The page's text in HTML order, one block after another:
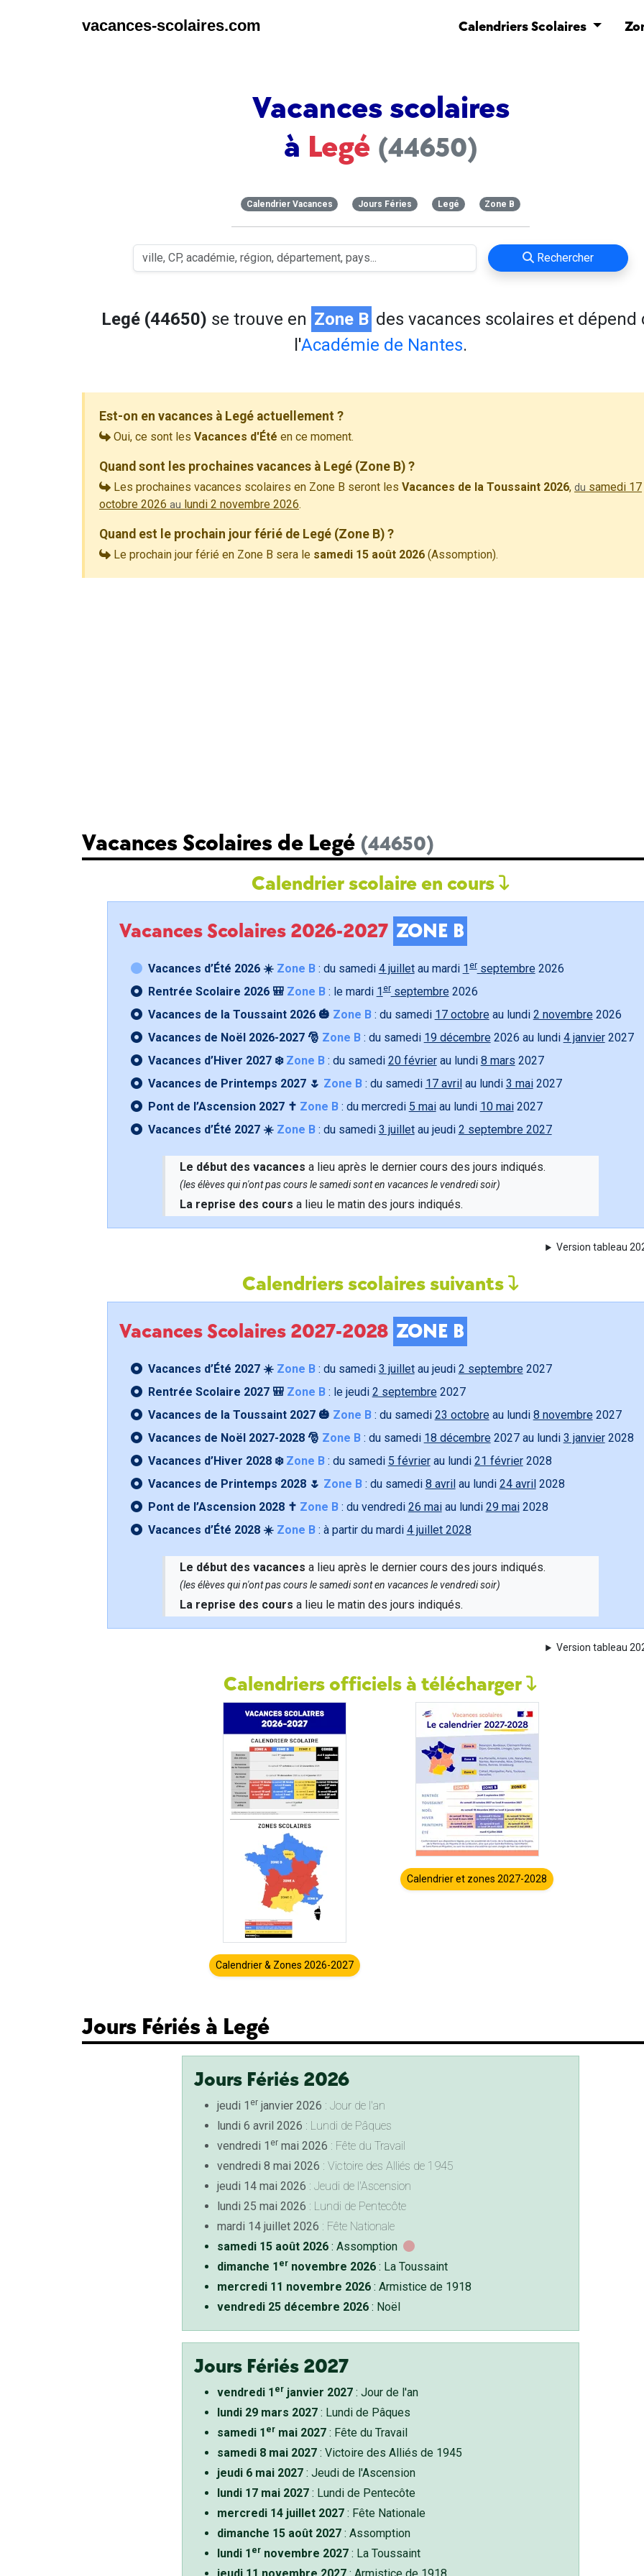
vacances-scolaires.com Calendriers Scolaires
Vacances scolaires
à Legé (44650)
Calendrier Vacances Jours Féries Legé Zone B
Rechercher
Legé (44650) se trouve en Zone B des vacances scolaires et dépend
l'Académie de Nantes.
Est-on en vacances à Legé actuellement ?
Oui, ce sont les Vacances d'Été en ce moment.
Quand sont les prochaines vacances à Legé (Zone B) ?
Les prochaines vacances scolaires en Zone B seront les Vacances de la Toussaint 2026, du samedi 17
octobre 2026 au lundi 2 novembre 2026.
Quand est le prochain jour férié de Legé (Zone B) ?
Le prochain jour férié en Zone B sera le samedi 15 août 2026 (Assomption).
Vacances Scolaires de Legé (44650)
Calendrier scolaire en cours
Vacances Scolaires 2026-2027 ZONE B
Vacances d’Été 2026 ☀️ Zone B: du samedi 4 juilletau mardi 1 erseptembre 2026
Rentrée Scolaire 2026 🎒 Zone B: le mardi 1erseptembre 2026
Vacances de la Toussaint 2026 🎃 Zone B: du samedi 17 octobre au lundi 2 novembre 2026
Vacances de Noël 2026-2027 🎅 Zone B: du samedi 19 décembre 2026 au lundi 4 janvier2027
Vacances d’Hiver 2027 ❄️ Zone B: du samedi 20 févrierau lundi 8 mars 2027
Vacances de Printemps 2027 🌷 Zone B: du samedi 17 avril au lundi 3 mai2027
Pont de l’Ascension 2027 ✝️ Zone B: du mercredi 5 maiau lundi 10 mai2027
Vacances d’Été 2027 ☀️ Zone B: du samedi 3 juilletau jeudi 2 septembre 2027
Le début des vacances a lieu après le dernier cours des jours indiqués.
(les élèves qui n'ont pas cours le samedi sont en vacances le vendredi soir)
La reprise des cours a lieu le matin des jours indiqués.
Version tableau
Calendriers scolaires suivants
Vacances Scolaires 2027-2028 ZONE B
Vacances d’Été 2027 ☀️ Zone B: du samedi 3 juilletau jeudi 2 septembre 2027
Rentrée Scolaire 2027 🎒 Zone B: le jeudi 2 septembre 2027
Vacances de la Toussaint 2027 🎃 Zone B: du samedi 23 octobre au lundi 8 novembre 2027
Vacances de Noël 2027-2028 🎅 Zone B: du samedi 18 décembre 2027 au lundi 3 janvier2028
Vacances d’Hiver 2028 ❄️ Zone B: du samedi 5 févrierau lundi 21 février2028
Vacances de Printemps 2028 🌷 Zone B: du samedi 8 avril au lundi 24 avril 2028
Pont de l’Ascension 2028 ✝️ Zone B: du vendredi 26 maiau lundi 29 mai2028
Vacances d’Été 2028 ☀️ Zone B: à partir du mardi 4 juillet 2028
Le début des vacances a lieu après le dernier cours des jours indiqués.
(les élèves qui n'ont pas cours le samedi sont en vacances le vendredi soir)
La reprise des cours a lieu le matin des jours indiqués.
Version tableau
Calendriers officiels à télécharger
Calendrier & Zones 2026-2027
Calendrier et zones 2027-2028
Jours Fériés à Legé
Jours Fériés 2026
jeudi 1 erjanvier 2026 : Jour de l'an
lundi 6 avril 2026 : Lundi de Pâques
vendredi 1 ermai 2026 : Fête du Travail
vendredi 8 mai 2026 : Victoire des Alliés de 1945
jeudi 14 mai 2026 : Jeudi de l'Ascension
lundi 25 mai 2026 : Lundi de Pentecôte
mardi 14 juillet 2026 : Fête Nationale
samedi 15 août 2026: Assomption
dimanche 1 ernovembre 2026: La Toussaint
mercredi 11 novembre 2026: Armistice de 1918
vendredi 25 décembre 2026: Noël
Jours Fériés 2027
vendredi 1 erjanvier 2027: Jour de l'an
lundi 29 mars 2027: Lundi de Pâques
samedi 1 ermai 2027: Fête du Travail
samedi 8 mai 2027: Victoire des Alliés de 1945
jeudi 6 mai 2027: Jeudi de l'Ascension
lundi 17 mai 2027: Lundi de Pentecôte
mercredi 14 juillet 2027: Fête Nationale
dimanche 15 août 2027: Assomption
lundi 1 ernovembre 2027: La Toussaint
jeudi 11 novembre 2027: Armistice de 1918